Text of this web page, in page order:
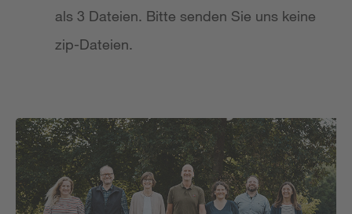
als 3 Dateien. Bitte senden Sie uns keine
zip-Dateien.